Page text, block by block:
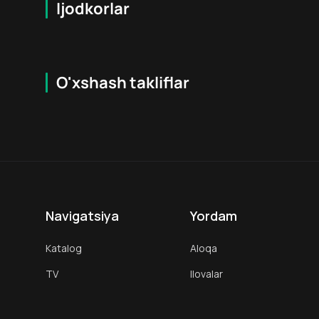
Ijodkorlar
O'xshash takliflar
Navigatsiya
Katalog
TV
Yordam
Aloqa
Ilovalar